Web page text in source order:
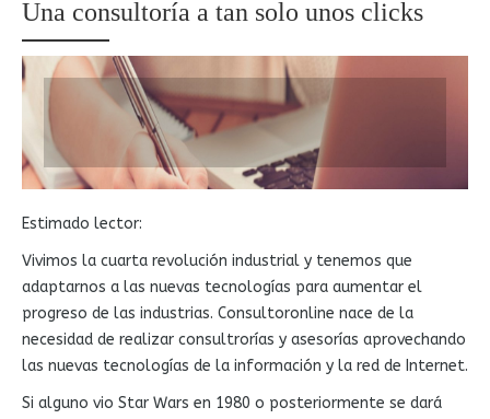
Una consultoría a tan solo unos clicks
Estimado lector:
Vivimos la cuarta revolución industrial y tenemos que
adaptarnos a las nuevas tecnologías para aumentar el
progreso de las industrias. Consultoronline nace de la
necesidad de realizar consultrorías y asesorías aprovechando
las nuevas tecnologías de la información y la red de Internet.
Si alguno vio Star Wars en 1980 o posteriormente se dará